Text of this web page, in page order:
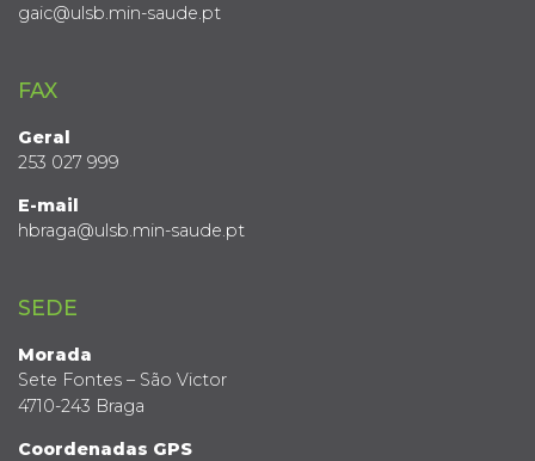
gaic@ulsb.min-saude.pt
FAX
Geral
253 027 999
E-mail
hbraga@ulsb.min-saude.pt
SEDE
Morada
Sete Fontes – São Victor
4710-243 Braga
Coordenadas GPS